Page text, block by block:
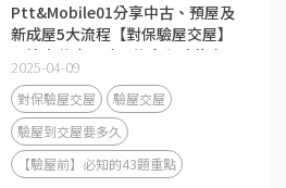
Ptt&Mobile01分享中古、預屋及
新成屋5大流程【對保驗屋交屋】
要注意什麼？驗屋後多久才能交
屋？
2025-04-09
對保驗屋交屋
驗屋交屋
驗屋到交屋要多久
【驗屋前】必知的43題重點